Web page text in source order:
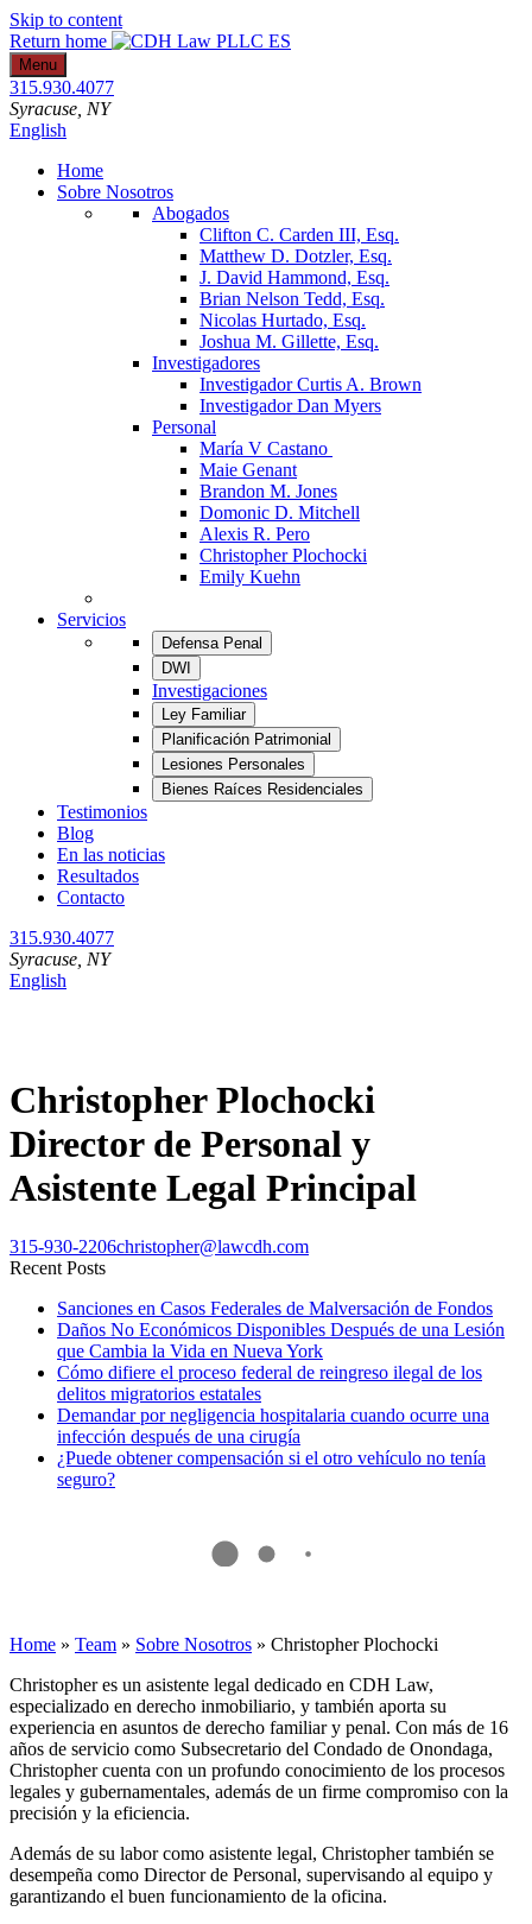
Skip to content
Return home
Menu
315.930.4077
Syracuse , NY
English
Home
Sobre Nosotros
Abogados
Clifton C. Carden III, Esq.
Matthew D. Dotzler, Esq.
J. David Hammond, Esq.
Brian Nelson Tedd, Esq.
Nicolas Hurtado, Esq.
Joshua M. Gillette, Esq.
Investigadores
Investigador Curtis A. Brown
Investigador Dan Myers
Personal
María V Castano
Maie Genant
Brandon M. Jones
Domonic D. Mitchell
Alexis R. Pero
Christopher Plochocki
Emily Kuehn
Servicios
Defensa Penal
DWI
Investigaciones
Ley Familiar
Planificación Patrimonial
Lesiones Personales
Bienes Raíces Residenciales
Testimonios
Blog
En las noticias
Resultados
Contacto
315.930.4077
Syracuse , NY
English
Christopher Plochocki
Director de Personal y
Asistente Legal Principal
315-930-2206christopher@lawcdh.com
Recent Posts
Sanciones en Casos Federales de Malversación de Fondos
Daños No Económicos Disponibles Después de una Lesión
que Cambia la Vida en Nueva York
Cómo difiere el proceso federal de reingreso ilegal de los
delitos migratorios estatales
Demandar por negligencia hospitalaria cuando ocurre una
infección después de una cirugía
¿Puede obtener compensación si el otro vehículo no tenía
seguro?
Home » Team » Sobre Nosotros » Christopher Plochocki
Christopher es un asistente legal dedicado en CDH Law,
especializado en derecho inmobiliario, y también aporta su
experiencia en asuntos de derecho familiar y penal. Con más de 16
años de servicio como Subsecretario del Condado de Onondaga,
Christopher cuenta con un profundo conocimiento de los procesos
legales y gubernamentales, además de un firme compromiso con la
precisión y la eficiencia.
Además de su labor como asistente legal, Christopher también se
desempeña como Director de Personal, supervisando al equipo y
garantizando el buen funcionamiento de la oficina.